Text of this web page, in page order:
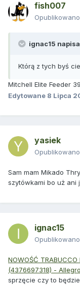
fish007
Opublikowano
ignac15
Którą z tych byś cie
Mitchell Elite Feeder
Edytowane 8 Lipca
yasiek
Opublikowano
Sam mam Mikado
szytówkami bo uż ani
ignac15
Opublikowano
NOWOŚĆ TRABUCCO
(4376697318) -
sprzęcie czy to